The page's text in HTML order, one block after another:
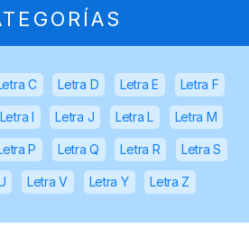
C Letra D Letra E Letra F
Letra I Letra J Letra L Letra M
P Letra Q Letra R Letra S
Letra V Letra Y Letra Z